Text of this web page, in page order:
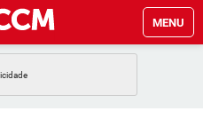
MENU